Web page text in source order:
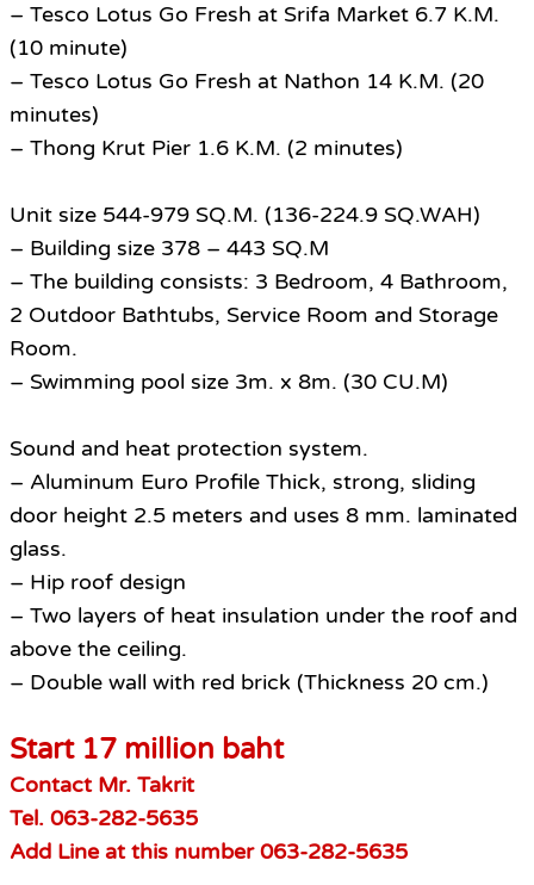
– Tesco Lotus Go Fresh at Srifa Market 6.7 K.M.
(10 minute)
– Tesco Lotus Go Fresh at Nathon 14 K.M. (20
minutes)
– Thong Krut Pier 1.6 K.M. (2 minutes)
Unit size 544-979 SQ.M. (136-224.9 SQ.WAH)
– Building size 378 – 443 SQ.M
– The building consists: 3 Bedroom, 4 Bathroom,
2 Outdoor Bathtubs, Service Room and Storage
Room.
– Swimming pool size 3m. x 8m. (30 CU.M)
Sound and heat protection system.
– Aluminum Euro Profile Thick, strong, sliding
door height 2.5 meters and uses 8 mm. laminated
glass.
– Hip roof design
– Two layers of heat insulation under the roof and
above the ceiling.
– Double wall with red brick (Thickness 20 cm.)
Start 17 million baht
Contact Mr. Takrit
Tel. 063-282-5635
Add Line at this number 063-282-5635